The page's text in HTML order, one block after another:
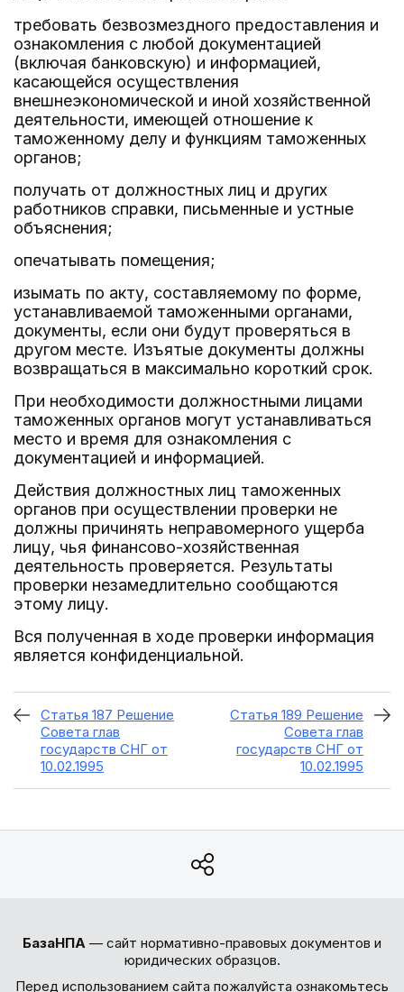
требовать безвозмездного предоставления и
ознакомления с любой документацией
(включая банковскую) и информацией,
касающейся осуществления
внешнеэкономической и иной хозяйственной
деятельности, имеющей отношение к
таможенному делу и функциям таможенных
органов;
получать от должностных лиц и других
работников справки, письменные и устные
объяснения;
опечатывать помещения;
изымать по акту, составляемому по форме,
устанавливаемой таможенными органами,
документы, если они будут проверяться в
другом месте. Изъятые документы должны
возвращаться в максимально короткий срок.
При необходимости должностными лицами
таможенных органов могут устанавливаться
место и время для ознакомления с
документацией и информацией.
Действия должностных лиц таможенных
органов при осуществлении проверки не
должны причинять неправомерного ущерба
лицу, чья финансово-хозяйственная
деятельность проверяется. Результаты
проверки незамедлительно сообщаются
этому лицу.
Вся полученная в ходе проверки информация
является конфиденциальной.
Статья 187 Решение
Совета глав
государств СНГ от
10.02.1995
Статья 189 Решение
Совета глав
государств СНГ от
10.02.1995
БазаНПА — сайт нормативно-правовых документов и
юридических образцов.
Перед использованием сайта пожалуйста ознакомьтесь